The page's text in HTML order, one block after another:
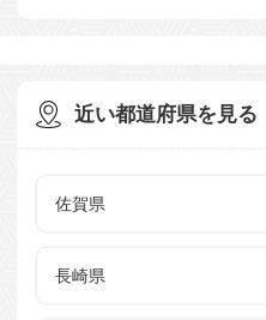
近い都道府県を見る
佐賀県
長崎県